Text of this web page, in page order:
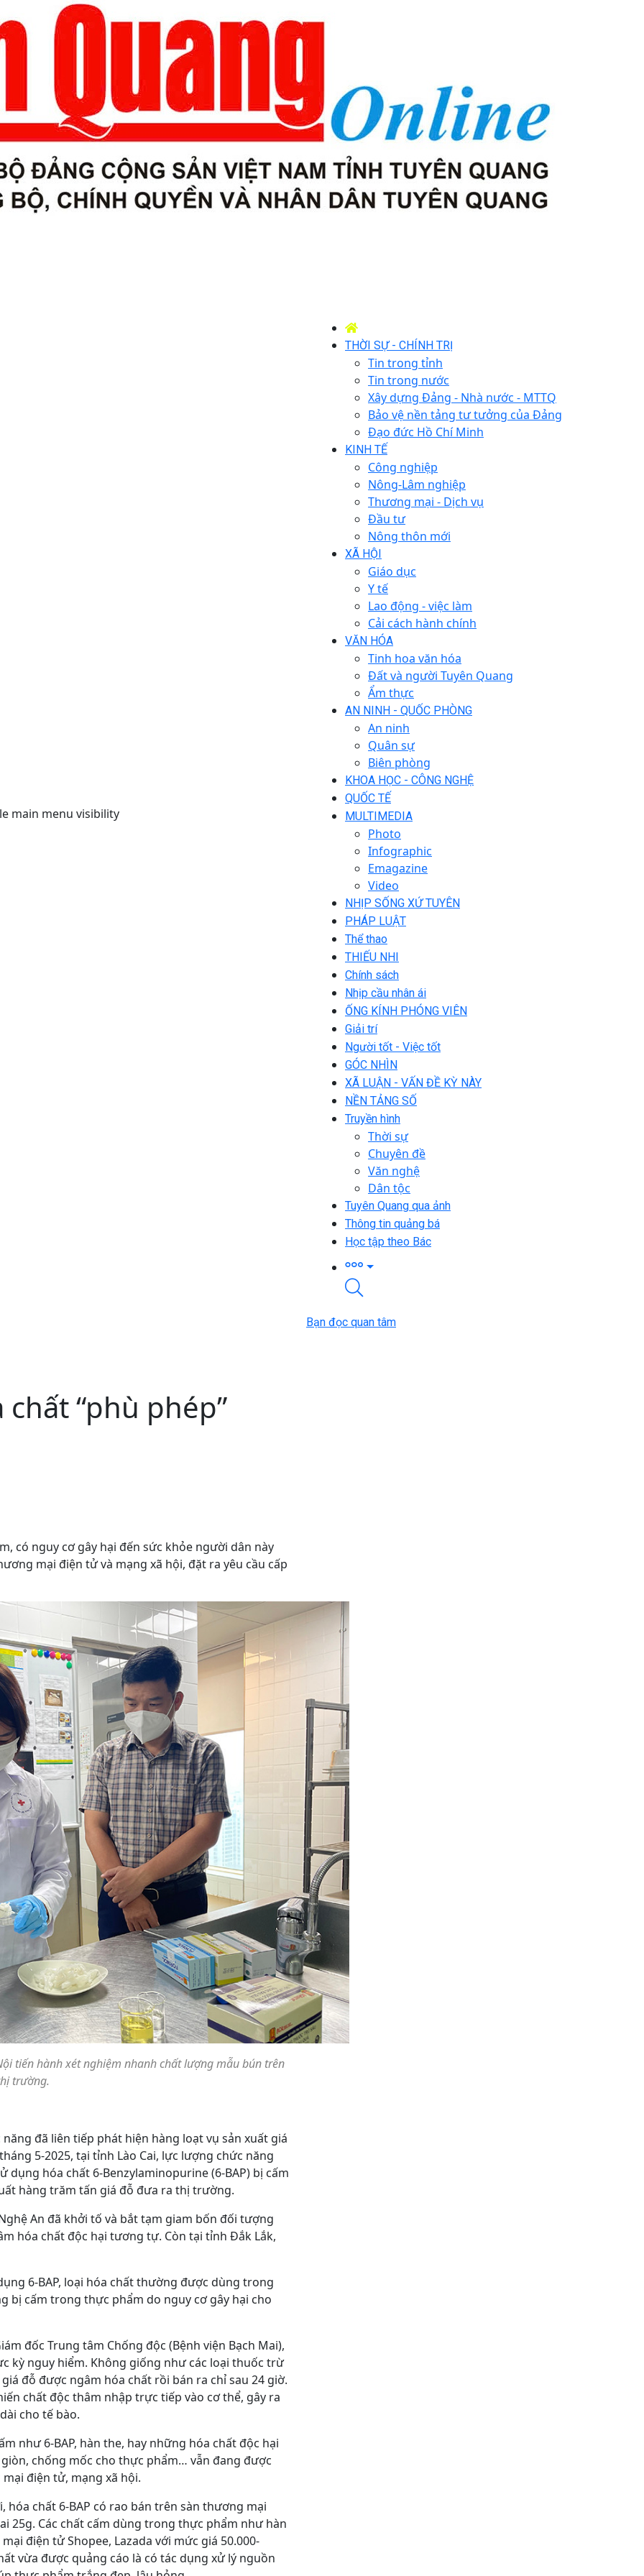
main menu visibility
THỜI SỰ - CHÍNH TRỊ
Tin trong tỉnh
Tin trong nước
Xây dựng Đảng - Nhà nước - MTTQ
Bảo vệ nền tảng tư tưởng của Đảng
Đạo đức Hồ Chí Minh
KINH TẾ
Công nghiệp
Nông-Lâm nghiệp
Thương mại - Dịch vụ
Đầu tư
Nông thôn mới
XÃ HỘI
Giáo dục
Y tế
Lao động - việc làm
Cải cách hành chính
VĂN HÓA
Tinh hoa văn hóa
Đất và người Tuyên Quang
Ẩm thực
AN NINH - QUỐC PHÒNG
An ninh
Quân sự
Biên phòng
KHOA HỌC - CÔNG NGHỆ
QUỐC TẾ
MULTIMEDIA
Photo
Infographic
Emagazine
Video
NHỊP SỐNG XỨ TUYÊN
PHÁP LUẬT
Thể thao
THIẾU NHI
Chính sách
Nhịp cầu nhân ái
ỐNG KÍNH PHÓNG VIÊN
Giải trí
Người tốt - Việc tốt
GÓC NHÌN
XÃ LUẬN - VẤN ĐỀ KỲ NÀY
NỀN TẢNG SỐ
Truyền hình
Thời sự
Chuyên đề
Văn nghệ
Dân tộc
Tuyên Quang qua ảnh
Thông tin quảng bá
Học tập theo Bác
“phù phép”
có nguy cơ gây hại đến sức khỏe người dân này
mại điện tử và mạng xã hội, đặt ra yêu cầu cấp
tiến hành xét nghiệm nhanh chất lượng mẫu bún trên
trường.
đã liên tiếp phát hiện hàng loạt vụ sản xuất giá
5-2025, tại tỉnh Lào Cai, lực lượng chức năng
dụng hóa chất 6-Benzylaminopurine (6-BAP) bị cấm
hàng trăm tấn giá đỗ đưa ra thị trường.
An đã khởi tố và bắt tạm giam bốn đối tượng
hóa chất độc hại tương tự. Còn tại tỉnh Đắk Lắk,
6-BAP, loại hóa chất thường được dùng trong
bị cấm trong thực phẩm do nguy cơ gây hại cho
đốc Trung tâm Chống độc (Bệnh viện Bạch Mai),
kỳ nguy hiểm. Không giống như các loại thuốc trừ
đỗ được ngâm hóa chất rồi bán ra chỉ sau 24 giờ.
chất độc thâm nhập trực tiếp vào cơ thể, gây ra
cho tế bào.
như 6-BAP, hàn the, hay những hóa chất độc hại
chống mốc cho thực phẩm… vẫn đang được
điện tử, mạng xã hội.
hóa chất 6-BAP có rao bán trên sàn thương mại
25g. Các chất cấm dùng trong thực phẩm như hàn
điện tử Shopee, Lazada với mức giá 50.000-
vừa được quảng cáo là có tác dụng xử lý nguồn
Bạn đọc quan tâm